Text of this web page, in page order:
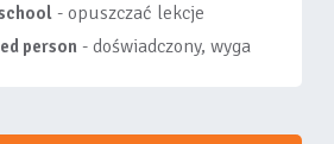
- opuszczać lekcje
person- doświadczony, wyga